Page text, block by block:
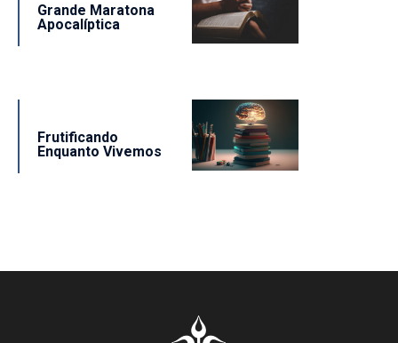
Grande Maratona
Apocalíptica
Frutificando
Enquanto Vivemos